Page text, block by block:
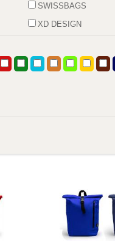
SWISSBAGS
XD DESIGN